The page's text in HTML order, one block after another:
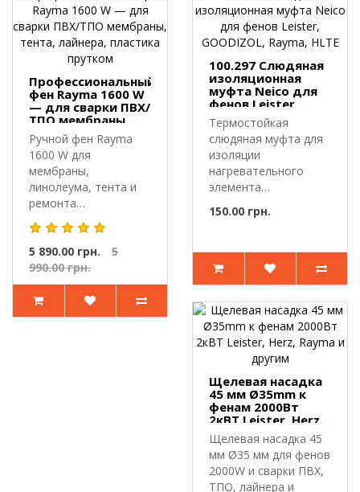
Профессиональный
фен Rayma 1600 W
— для сварки ПВХ/
ТПО мембраны,
тента, лайнера,
пластика прутком
Ручной фен Rayma
1600 W для
мембраны,
линолеума, тента и
ремонта
пластика.Профессиональный
фен Rayma..
5 890.00 грн.
5
990.00 грн.
100.297 Слюдяная
изоляционная
муфта Neico для
фенов Leister,
GOODIZOL, Rayma,
HLTE
Термостойкая
слюдяная муфта для
изоляции
нагревательного
элемента
слюдяная
150.00 грн.
Щелевая насадка
45 мм Ø35mm к
фенам 2000Вт
2кВТ Leister, Herz,
Rayma и другим
Щелевая насадка 45
мм Ø35 мм для фенов
2000W и сварки ПВХ,
ТПО, лайнера и